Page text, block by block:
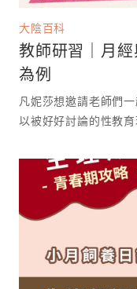
大陰百科
教師研習｜月
為例
凡妮莎想邀請老師們